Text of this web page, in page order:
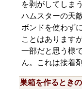
を剥がしてしま
ハムスターの天
ボンドを使わず
ことはあります
一部だと思う様
ん。これは接着
巣箱を作るとき